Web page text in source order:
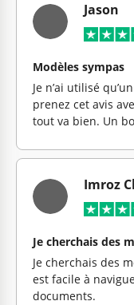
Jason
Modèles sympas
Je n’ai utilisé
prenez cet avis
tout va bien. Un
Imroz
Je cherchais des
Je cherchais des
est facile à
documents.